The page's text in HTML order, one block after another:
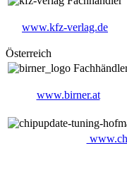
www.kfz-verlag.de
Österreich
www.birner.at